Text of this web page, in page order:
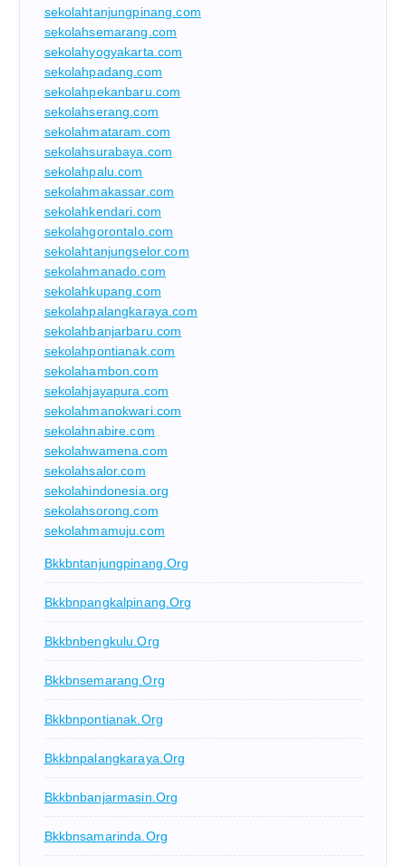
sekolahtanjungpinang.com
sekolahsemarang.com
sekolahyogyakarta.com
sekolahpadang.com
sekolahpekanbaru.com
sekolahserang.com
sekolahmataram.com
sekolahsurabaya.com
sekolahpalu.com
sekolahmakassar.com
sekolahkendari.com
sekolahgorontalo.com
sekolahtanjungselor.com
sekolahmanado.com
sekolahkupang.com
sekolahpalangkaraya.com
sekolahbanjarbaru.com
sekolahpontianak.com
sekolahambon.com
sekolahjayapura.com
sekolahmanokwari.com
sekolahnabire.com
sekolahwamena.com
sekolahsalor.com
sekolahindonesia.org
sekolahsorong.com
sekolahmamuju.com
Bkkbntanjungpinang.org
Bkkbnpangkalpinang.org
Bkkbnbengkulu.org
Bkkbnsemarang.org
Bkkbnpontianak.org
Bkkbnpalangkaraya.org
Bkkbnbanjarmasin.org
Bkkbnsamarinda.org